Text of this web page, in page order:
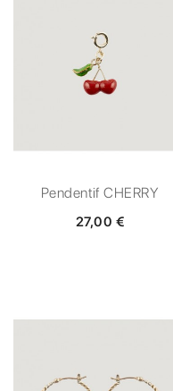
Pendentif CHERRY
27,00 €